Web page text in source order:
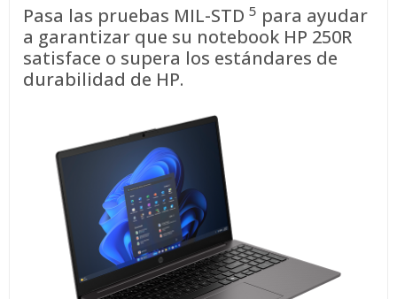
Pasa las pruebas MIL-STD 5 para ayudar
a garantizar que su notebook HP 250R
satisface o supera los estándares de
durabilidad de HP.